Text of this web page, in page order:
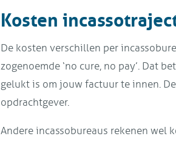
Kosten
De kosten verschillen per
zogenoemde ‘no cure, no pay’. Dat
gelukt is om jouw factuur te innen.
opdrachtgever.
Andere incassobureaus rekenen wel